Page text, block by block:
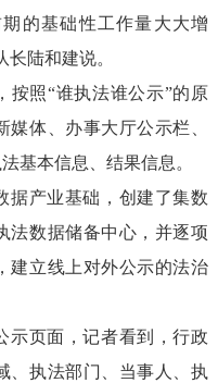
的基础性工作量大大增
陆和建说。
照“谁执法谁公示”的原
体、办事大厅公示栏、
基本信息、结果信息。
产业基础，创建了集数
法数据储备中心，并逐项
建立线上对外公示的法治
页面，记者看到，行政
、执法部门、当事人、执